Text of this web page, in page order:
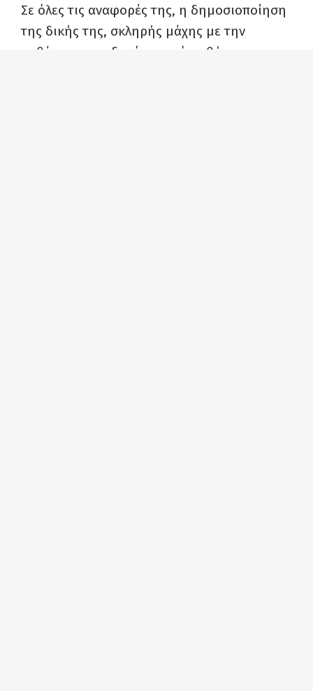
Σε όλες τις αναφορές της, η δημοσιοποίηση
της δικής της, σκληρής μάχης με την
ασθένεια, συνοδευόταν από μαθήματα